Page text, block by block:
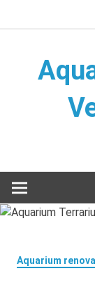
Aquarium